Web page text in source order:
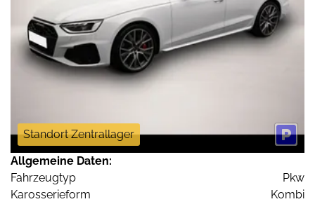
Standort Zentrallager
Allgemeine Daten:
Fahrzeugtyp
Pkw
Karosserieform
Kombi